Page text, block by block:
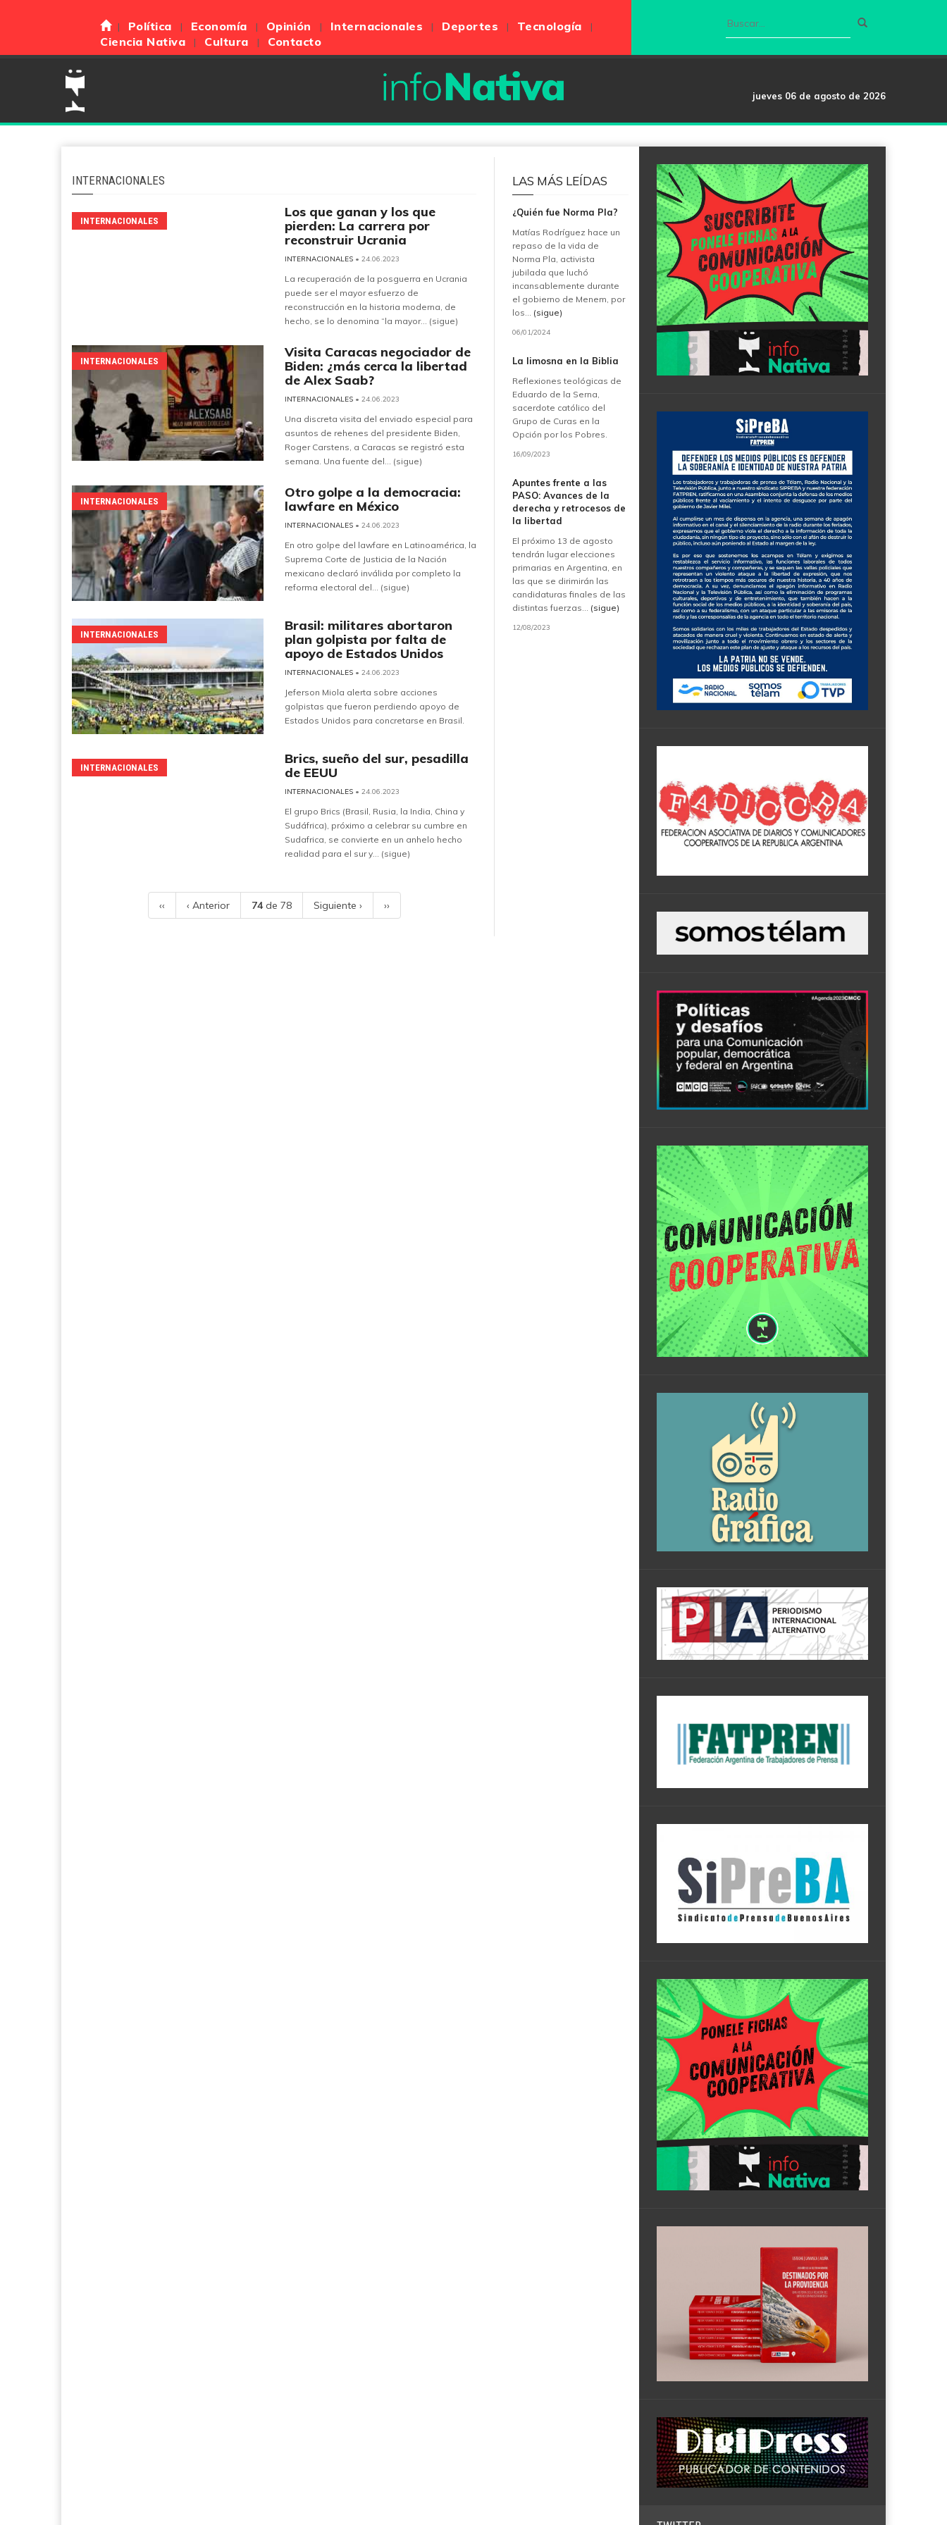
Política Economía Opinión Internacionales Deportes
Tecnología
Ciencia Nativa
Cultura Contacto
jueves 06 de agosto de 2026
INTERNACIONALES
INTERNACIONALES
Los que ganan y los que
pierden: La carrera por
reconstruir Ucrania
INTERNACIONALES • 24.06.2023
La recuperación de la posguerra en Ucrania
puede ser el mayor esfuerzo de
reconstrucción en la historia moderna, de
hecho, se lo denomina “la mayor... (sigue)
INTERNACIONALES
Visita Caracas negociador de
Biden: ¿más cerca la libertad
de Alex Saab?
INTERNACIONALES • 24.06.2023
Una discreta visita del enviado especial para
asuntos de rehenes del presidente Biden,
Roger Carstens, a Caracas se registró esta
semana. Una fuente del... (sigue)
INTERNACIONALES
Otro golpe a la democracia:
lawfare en México
INTERNACIONALES • 24.06.2023
En otro golpe del lawfare en Latinoamérica, la
Suprema Corte de Justicia de la Nación
mexicano declaró inválida por completo la
reforma electoral del... (sigue)
INTERNACIONALES
Brasil: militares abortaron
plan golpista por falta de
apoyo de Estados Unidos
INTERNACIONALES • 24.06.2023
Jeferson Miola alerta sobre acciones
golpistas que fueron perdiendo apoyo de
Estados Unidos para concretarse en Brasil.
INTERNACIONALES
Brics, sueño del sur, pesadilla
de EEUU
INTERNACIONALES • 24.06.2023
El grupo Brics (Brasil, Rusia, la India, China y
Sudáfrica), próximo a celebrar su cumbre en
Sudafrica, se convierte en un anhelo hecho
realidad para el sur y... (sigue)
‹‹ ‹ Anterior 74de 78 Siguiente › ››
LAS MÁS LEÍDAS
¿Quién fue Norma Pla?
Matías Rodríguez hace un
repaso de la vida de
Norma Pla, activista
jubilada que luchó
incansablemente durante
el gobierno de Menem, por
los... (sigue)
06/01/2024
La limosna en la Biblia
Reflexiones teológicas de
Eduardo de la Serna,
sacerdote católico del
Grupo de Curas en la
Opción por los Pobres.
16/09/2023
Apuntes frente a las
PASO: Avances de la
derecha y retrocesos de
la libertad
El próximo 13 de agosto
tendrán lugar elecciones
primarias en Argentina, en
las que se dirimirán las
candidaturas finales de las
distintas fuerzas... (sigue)
12/08/2023